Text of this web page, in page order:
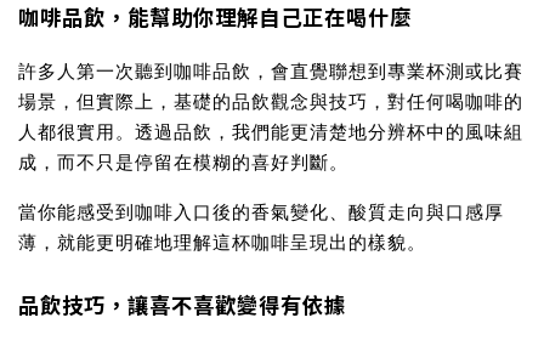
咖啡品飲，能幫助你理解自己正在喝什麼
許多人第一次聽到咖啡品飲，會直覺聯想到專業杯測或比賽
場景，但實際上，基礎的品飲觀念與技巧，對任何喝咖啡的
人都很實用。透過品飲，我們能更清楚地分辨杯中的風味組
成，而不只是停留在模糊的喜好判斷。
當你能感受到咖啡入口後的香氣變化、酸質走向與口感厚
薄，就能更明確地理解這杯咖啡呈現出的樣貌。
品飲技巧，讓喜不喜歡變得有依據